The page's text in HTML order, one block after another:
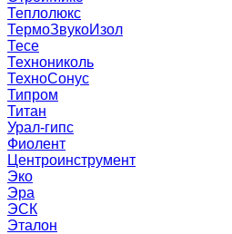
Теплолюкс
ТермоЗвукоИзол
Тесе
Технониколь
ТехноСонус
Типром
Титан
Урал-гипс
Фиолент
Центроинструмент
Эко
Эра
ЭСК
Эталон